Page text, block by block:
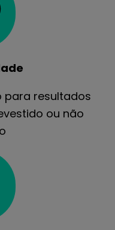
para resultados
ou não